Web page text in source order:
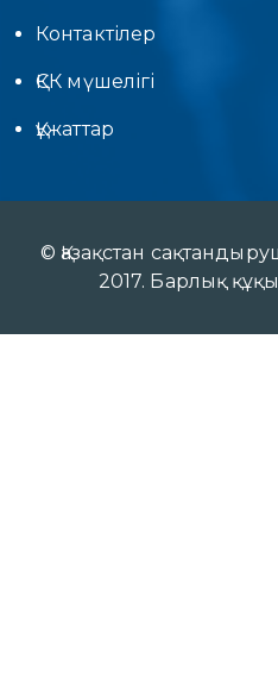
Контактілер
ҚСК мүшелігі
Құжаттар
© Қазақстан
2017. Барлық